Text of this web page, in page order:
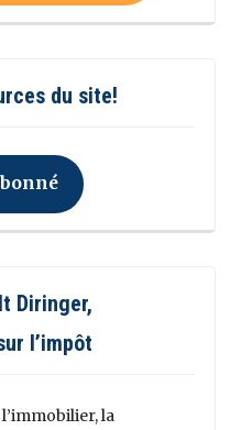
du site!
Diringer,
l’impôt
la